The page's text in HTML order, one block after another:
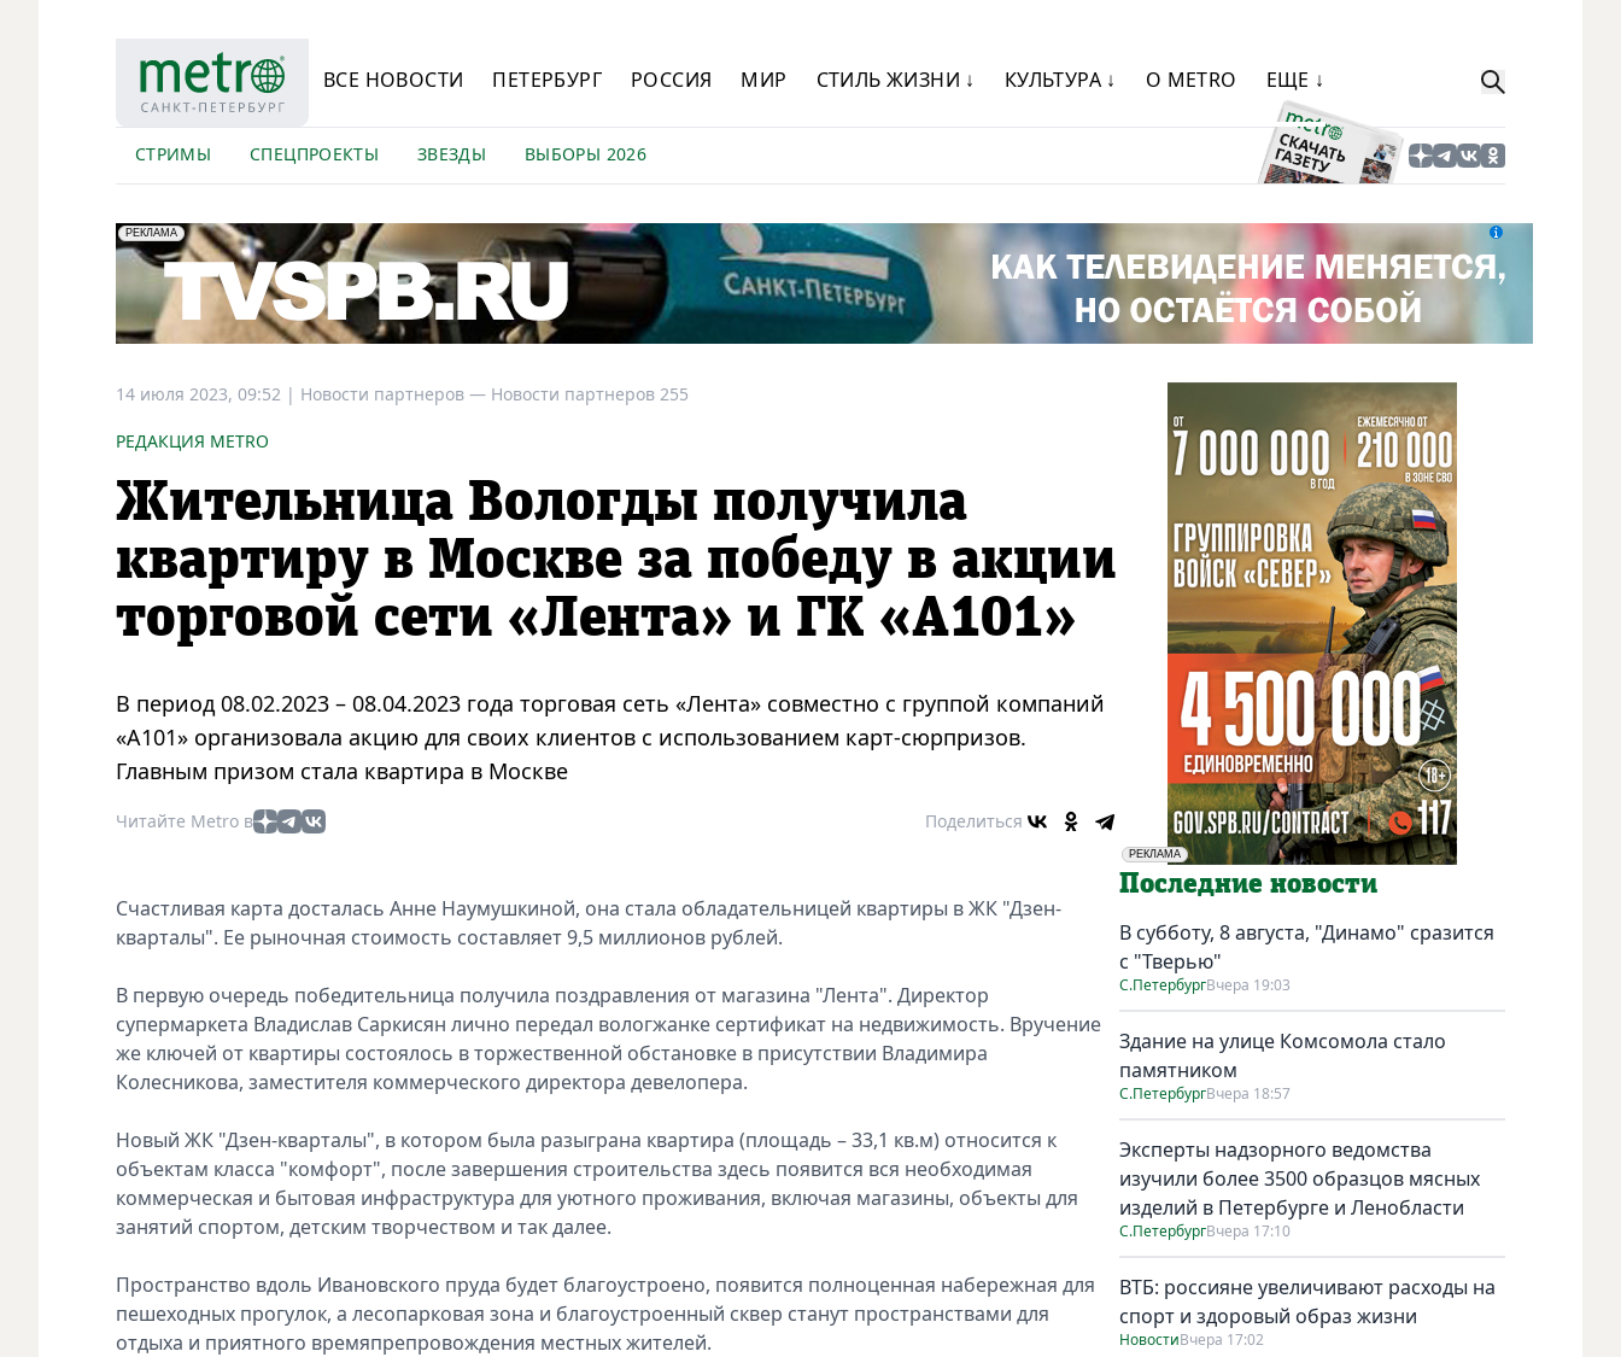
ВСЕ НОВОСТИ ПЕТЕРБУРГ РОССИЯ МИР СТИЛЬ ЖИЗНИ ↓ КУЛЬТУРА ↓ О METRO ЕЩЕ ↓
СТРИМЫ СПЕЦПРОЕКТЫ ЗВЕЗДЫ ВЫБОРЫ 2026
erid: LdtCK5Efv
РЕКЛАМА
АО "ГАТР", ИНН: 7841320717
14 июля 2023, 09:52 | Новости партнеров — Новости партнеров 255
РЕДАКЦИЯ METRO
Жительница Вологды получила
квартиру в Москве за победу в акции
торговой сети «Лента» и ГК «А101»
В период 08.02.2023 – 08.04.2023 года торговая сеть «Лента» совместно с группой компаний
«А101» организовала акцию для своих клиентов с использованием карт-сюрпризов.
Главным призом стала квартира в Москве
Читайте Metro в Поделиться
Счастливая карта досталась Анне Наумушкиной, она стала обладательницей квартиры в ЖК "Дзен-
кварталы". Ее рыночная стоимость составляет 9,5 миллионов рублей.
В первую очередь победительница получила поздравления от магазина "Лента". Директор
супермаркета Владислав Саркисян лично передал вологжанке сертификат на недвижимость. Вручение
же ключей от квартиры состоялось в торжественной обстановке в присутствии Владимира
Колесникова, заместителя коммерческого директора девелопера.
Новый ЖК "Дзен-кварталы", в котором была разыграна квартира (площадь – 33,1 кв.м) относится к
объектам класса "комфорт", после завершения строительства здесь появится вся необходимая
коммерческая и бытовая инфраструктура для уютного проживания, включая магазины, объекты для
занятий спортом, детским творчеством и так далее.
Пространство вдоль Ивановского пруда будет благоустроено, появится полноценная набережная для
пешеходных прогулок, а лесопарковая зона и благоустроенный сквер станут пространствами для
отдыха и приятного времяпрепровождения местных жителей.
РЕКЛАМА
Социальная реклама
Последние новости
В субботу, 8 августа, "Динамо" сразится
с "Тверью"
С.ПетербургВчера 19:03
Здание на улице Комсомола стало
памятником
С.ПетербургВчера 18:57
Эксперты надзорного ведомства
изучили более 3500 образцов мясных
изделий в Петербурге и Ленобласти
С.ПетербургВчера 17:10
ВТБ: россияне увеличивают расходы на
спорт и здоровый образ жизни
НовостиВчера 17:02